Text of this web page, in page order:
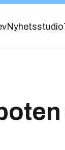
Nyhetsstudio